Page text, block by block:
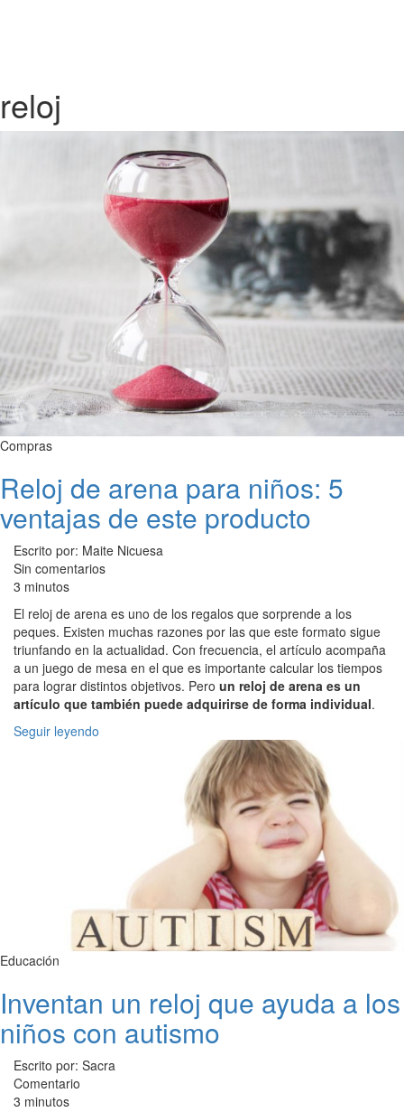
reloj
Compras
Reloj de arena para niños: 5
ventajas de este producto
Escrito por: Maite Nicuesa
Sin comentarios
3 minutos
El reloj de arena es uno de los regalos que sorprende a los
peques. Existen muchas razones por las que este formato sigue
triunfando en la actualidad. Con frecuencia, el artículo acompaña
a un juego de mesa en el que es importante calcular los tiempos
para lograr distintos objetivos. Pero un reloj de arena es un
artículo que también puede adquirirse de forma individual.
Seguir leyendo
Educación
Inventan un reloj que ayuda a los
niños con autismo
Escrito por: Sacra
Comentario
3 minutos